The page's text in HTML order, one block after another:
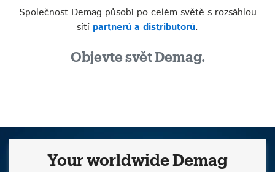
Společnost Demag působí po celém světě s rozsáhlou
sítí partnerů a distributorů.
Objevte svět Demag.
Your worldwide Demag